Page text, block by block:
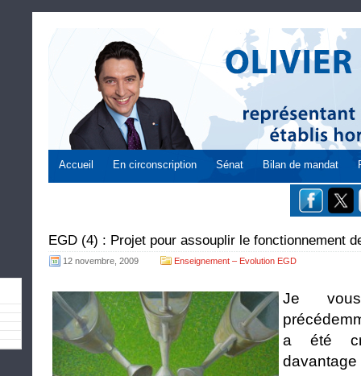
Accueil En circonscription Sénat Bilan de mandat
EGD (4) : Projet pour assouplir le fonctionnement
12 novembre, 2009 Enseignement – Evolution EGD
Je
a été